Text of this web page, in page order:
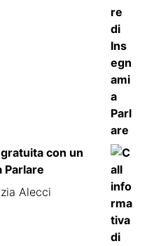
con un
Parlare
Alecci